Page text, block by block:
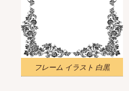
フレーム イラスト 白黒